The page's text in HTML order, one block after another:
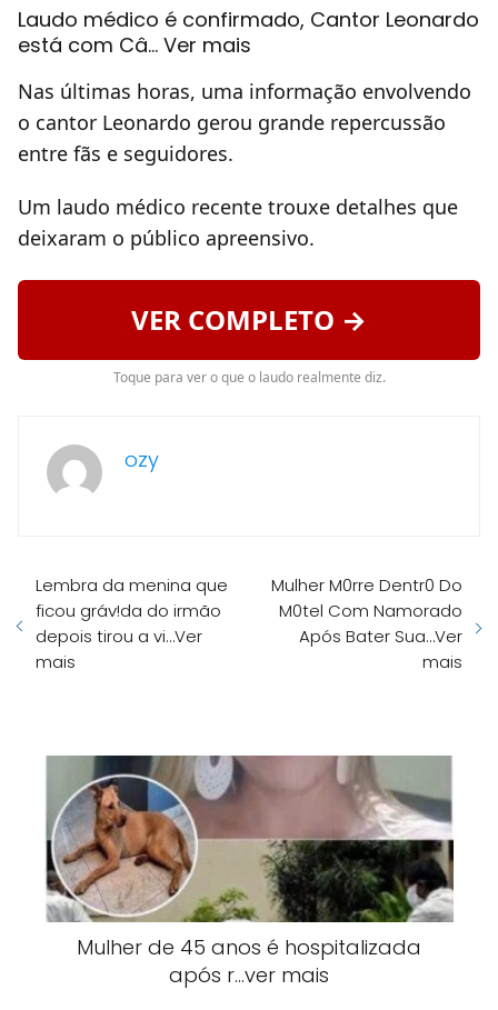
Laudo médico é confirmado, Cantor Leonardo
está com Câ... Ver mais
Nas últimas horas, uma informação envolvendo
o cantor Leonardo gerou grande repercussão
entre fãs e seguidores.
Um laudo médico recente trouxe detalhes que
deixaram o público apreensivo.
VER COMPLETO →
Toque para ver o que o laudo realmente diz.
ozy
Lembra da menina que
ficou gráv!da do irmão
depois tirou a vi…Ver
mais
Mulher M0rre Dentr0 Do
M0tel Com Namorado
Após Bater Sua…Ver
mais
Mulher de 45 anos é hospitalizada
após r…ver mais